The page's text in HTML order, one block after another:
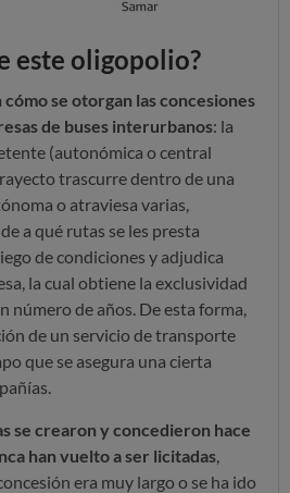
este oligopolio?
se otorgan las concesiones
de buses interurbanos: la
(autonómica o central
trascurre dentro de una
o atraviesa varias,
a qué rutas se les presta
de condiciones y adjudica
la cual obtiene la exclusividad
número de años. De esta forma,
de un servicio de transporte
que se asegura una cierta
se crearon y concedieron hace
han vuelto a ser licitadas
era muy largo o se ha ido